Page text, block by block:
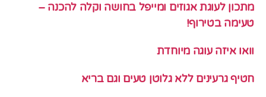
מתכון לעוגת אגוזים ומייפל בחושה וקלה להכנה –
טעימה בטירוף!
וואו איזה עוגה מיוחדת
חטיף גרעינים ללא גלוטן טעים וגם בריא